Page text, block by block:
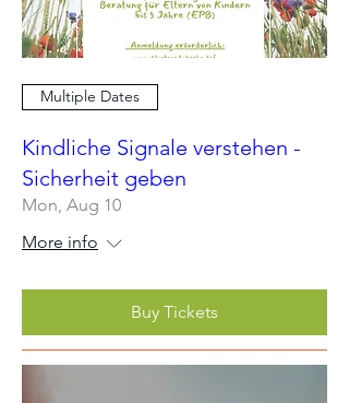
Multiple Dates
Kindliche Signale verstehen -
Sicherheit geben
Mon, Aug 10
More info
Buy Tickets